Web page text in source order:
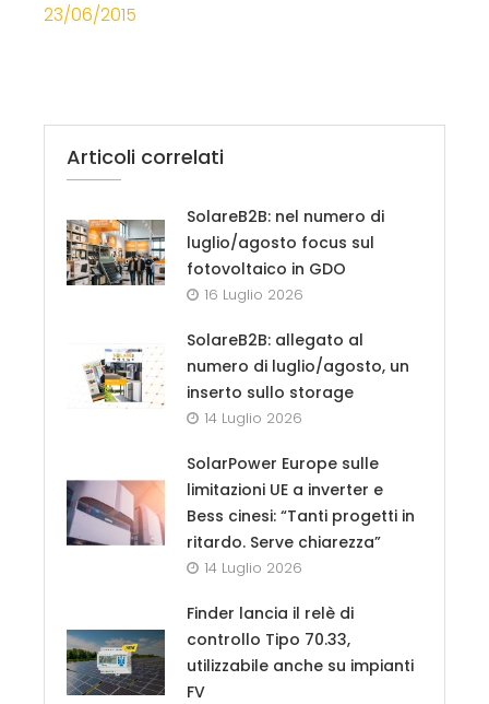
23/06/2015
Articoli correlati
SolareB2B: nel numero di
luglio/agosto focus sul
fotovoltaico in GDO
16 Luglio 2026
SolareB2B: allegato al
numero di luglio/agosto, un
inserto sullo storage
14 Luglio 2026
SolarPower Europe sulle
limitazioni UE a inverter e
Bess cinesi: “Tanti progetti in
ritardo. Serve chiarezza”
14 Luglio 2026
Finder lancia il relè di
controllo Tipo 70.33,
utilizzabile anche su impianti
FV